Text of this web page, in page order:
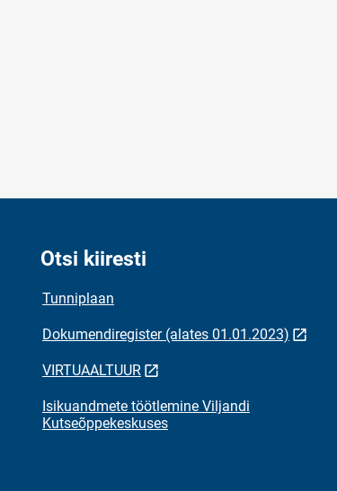
Otsi kiiresti
Tunniplaan
Dokumendiregister (alates 01.01.2023)
VIRTUAALTUUR
Isikuandmete töötlemine Viljandi
Kutseõppekeskuses